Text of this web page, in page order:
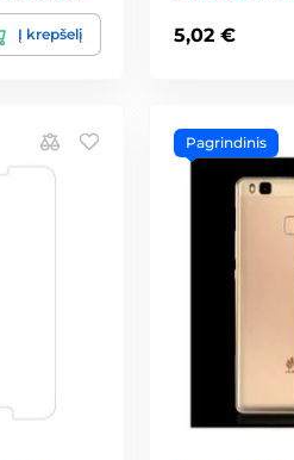
Į krepšelį 5,02 €
Pagrindinis